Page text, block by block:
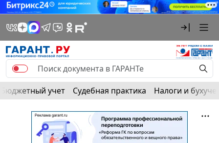
Бюджетный учет Судебная практика Налоги и